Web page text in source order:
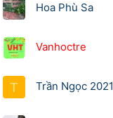
Hoa Phù Sa
Vanhoctre
T Trần Ngọc 2021